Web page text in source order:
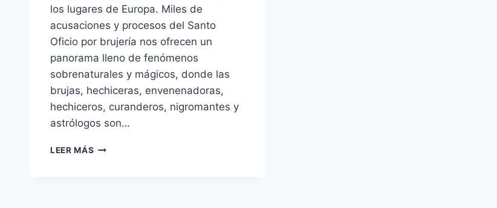
los lugares de Europa. Miles de
acusaciones y procesos del Santo
Oficio por brujería nos ofrecen un
panorama lleno de fenómenos
sobrenaturales y mágicos, donde las
brujas, hechiceras, envenenadoras,
hechiceros, curanderos, nigromantes y
astrólogos son…
LEER MÁS